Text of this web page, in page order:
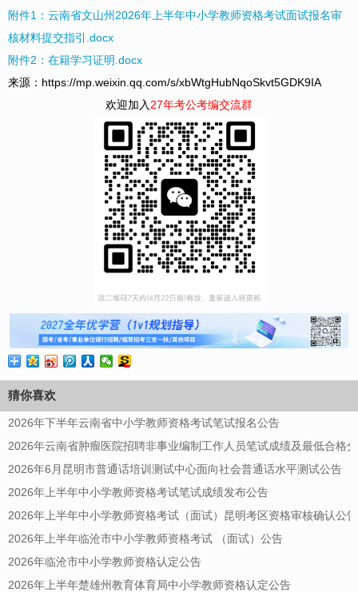
附件1：云南省文山州2026年上半年中小学教师资格考试面试报名审
核材料提交指引.docx
附件2：在籍学习证明.docx
来源：https://mp.weixin.qq.com/s/xbWtgHubNqoSkvt5GDK9IA
欢迎加入 27年考公考编交流群
猜你喜欢
2026年下半年云南省中小学教师资格考试笔试报名公告
2026年云南省肿瘤医院招聘非事业编制工作人员笔试成绩及最低合格
2026年6月昆明市普通话培训测试中心面向社会普通话水平测试公告
2026年上半年中小学教师资格考试笔试成绩发布公告
2026年上半年中小学教师资格考试（面试）昆明考区资格审核确认公告
2026年上半年临沧市中小学教师资格考试 （面试）公告
2026年临沧市中小学教师资格认定公告
2026年上半年楚雄州教育体育局中小学教师资格认定公告